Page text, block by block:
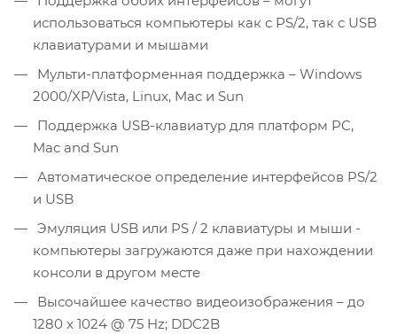
использоваться компьютеры как с PS/2, так с USB
клавиатурами и мышами
Мульти-платформенная поддержка – Windows
2000/XP/Vista, Linux, Mac и Sun
Поддержка USB-клавиатур для платформ PC,
Mac and Sun
Автоматическое определение интерфейсов PS/2
и USB
Эмуляция USB или PS / 2 клавиатуры и мыши -
компьютеры загружаются даже при нахождении
консоли в другом месте
Высочайшее качество видеоизображения – до
1280 x 1024 @ 75 Hz; DDC2B